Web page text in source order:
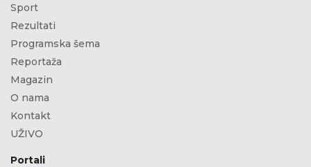
Sport
Rezultati
Programska šema
Reportaža
Magazin
O nama
Kontakt
UŽIVO
Portali